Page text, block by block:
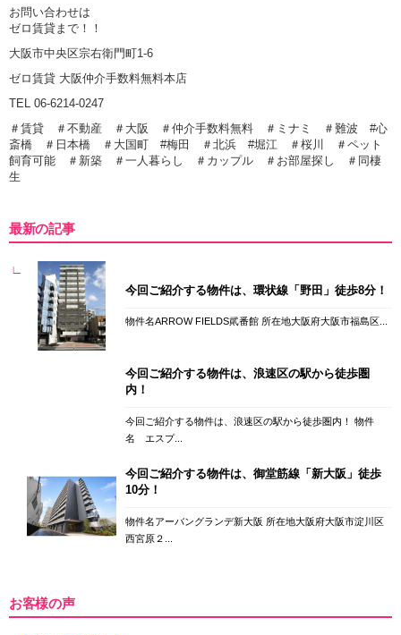
お問い合わせは
ゼロ賃貸まで！！
大阪市中央区宗右衛門町1-6
ゼロ賃貸 大阪仲介手数料無料本店
TEL 06-6214-0247
＃賃貸 ＃不動産 ＃大阪 ＃仲介手数料無料 ＃ミナミ ＃難波 #心
斎橋 ＃日本橋 ＃大国町 #梅田 ＃北浜 #堀江 ＃桜川 ＃ペット
飼育可能 ＃新築 ＃一人暮らし ＃カップル ＃お部屋探し ＃同棲
生
最新の記事
今回ご紹介する物件は、環状線「野田」徒歩8分！
物件名ARROW FIELDS貮番館 所在地大阪府大阪市福島区...
今回ご紹介する物件は、浪速区の駅から徒歩圏
内！
今回ご紹介する物件は、浪速区の駅から徒歩圏内！ 物件
名 エスプ...
今回ご紹介する物件は、御堂筋線「新大阪」徒歩
10分！
物件名アーバングランデ新大阪 所在地大阪府大阪市淀川区
西宮原２...
お客様の声